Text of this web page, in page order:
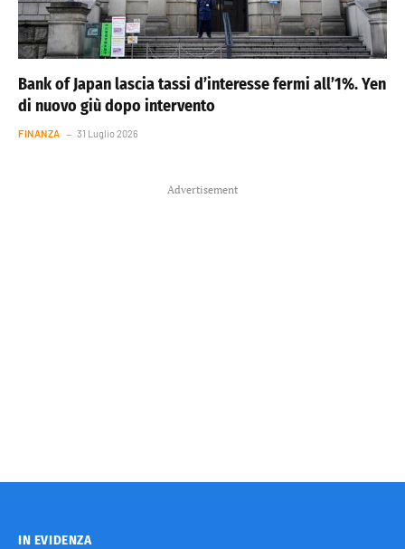
Bank of Japan lascia tassi d’interesse fermi all’1%. Yen
di nuovo giù dopo intervento
FINANZA 31 Luglio 2026
Advertisement
IN EVIDENZA